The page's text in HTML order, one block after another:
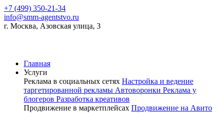
+7 (499) 350-21-34
info@smm-agentstvo.ru
г. Москва, Азовская улица, 3
Главная
Услуги
Реклама в социальных сетях Настройка и ведение
таргетированной рекламы Автоворонки Реклама у
блогеров Разработка креативов
Продвижение в маркетплейсах Продвижение на Авито